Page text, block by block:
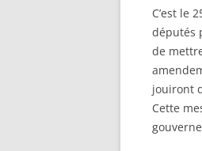
C’est le
députés
de
jouiront
Cette